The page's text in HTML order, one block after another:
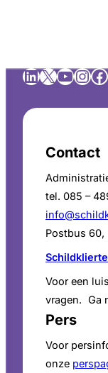
LinkedIn
X
Contact
tel. 085 –
Postbus 60,
Voor een
vragen. Ga
Pers
Voor
onze